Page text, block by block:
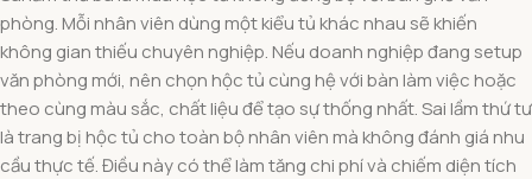
phòng. Mỗi nhân viên dùng một kiểu tủ khác nhau sẽ khiến
không gian thiếu chuyên nghiệp. Nếu doanh nghiệp đang setup
văn phòng mới, nên chọn hộc tủ cùng hệ với bàn làm việc hoặc
theo cùng màu sắc, chất liệu để tạo sự thống nhất. Sai lầm thứ tư
là trang bị hộc tủ cho toàn bộ nhân viên mà không đánh giá nhu
cầu thực tế. Điều này có thể làm tăng chi phí và chiếm diện tích